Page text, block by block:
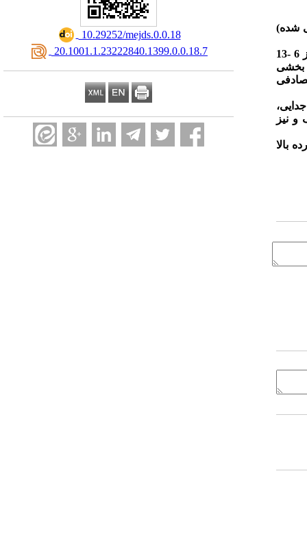
‎ 10.29252/mejds.0.0.18
‎ 20.1001.1.23222840.1399.0.0.18.7
شده)
طرح پژوهش حاضر آزمایشی از نوع پیش آزمون- پس آزمون با گروه کنترل و همتاسازی بود. جامعه پژوهش کلیه دختران دانش آموز 6 -13
بخشی
تصادفی
و نیز
بالا